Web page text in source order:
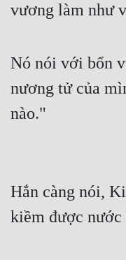
Triều Đấu
Trọng Sinh
Vô Địch
Võ Hiệp
vương làm như
Nó nói với bổn
nương tử của
nào."
Hắn càng nói,
kiềm được nước